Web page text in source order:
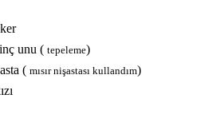
unu ( tepeleme)
( mısır nişastası kullandım)